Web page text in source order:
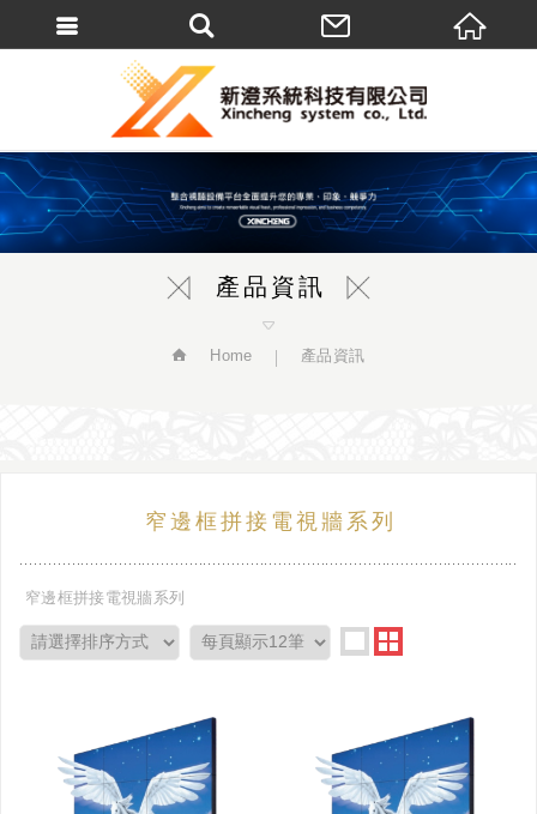
產品資訊
Home 產品資訊
窄邊框拼接電視牆系列
窄邊框拼接電視牆系列